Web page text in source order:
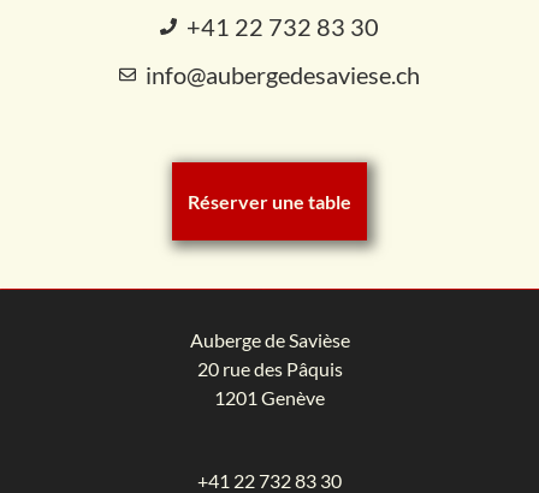
+41 22 732 83 30
info@aubergedesaviese.ch
Réserver une table
Auberge de Savièse
20 rue des Pâquis
1201 Genève
+41 22 732 83 30